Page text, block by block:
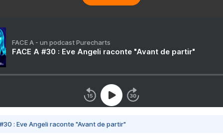
FACE A - un podcast Purecharts
FACE A #30 : Eve Angeli raconte "Avant de partir"
#30 : Eve Angeli raconte "Avant de partir"